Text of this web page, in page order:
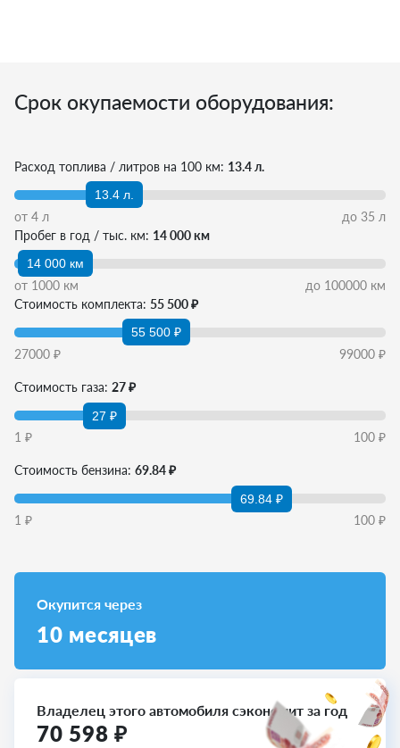
Срок окупаемости оборудования:
Расход топлива / литров на 100 км: 13.4 л.
13.4 л.
от 4 л до 35 л
Пробег в год / тыс. км: 14 000 км
14 000 км
от 1000 км до 100000 км
Стоимость комплекта: 55 500 ₽
55 500 ₽
27000 ₽ 99000 ₽
Стоимость газа: 27 ₽
27 ₽
1 ₽ 100 ₽
Стоимость бензина: 69.84 ₽
69.84 ₽
1 ₽ 100 ₽
Окупится через
10 месяцев
Владелец этого автомобиля сэкономит за год
70 598 ₽